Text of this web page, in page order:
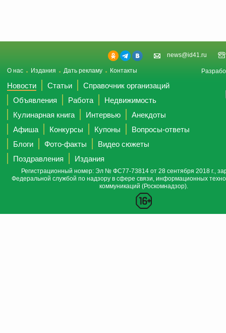
news@id41.ru
О нас Издания Дать рекламу Контакты
Новости Статьи
Справочник организаций
Объявления
Работа
Недвижимость
Кулинарная книга
Интервью
Анекдоты
Афиша
Конкурсы Купоны
Вопросы-ответы
Блоги
Фото-факты
Видео сюжеты
Поздравления
Издания
Регистрационный номер: Эл № ФС77-73814 от 28 сентября 2018 г.,
Федеральной службой по надзору в сфере связи, информационных
коммуникаций (Роскомнадзор).